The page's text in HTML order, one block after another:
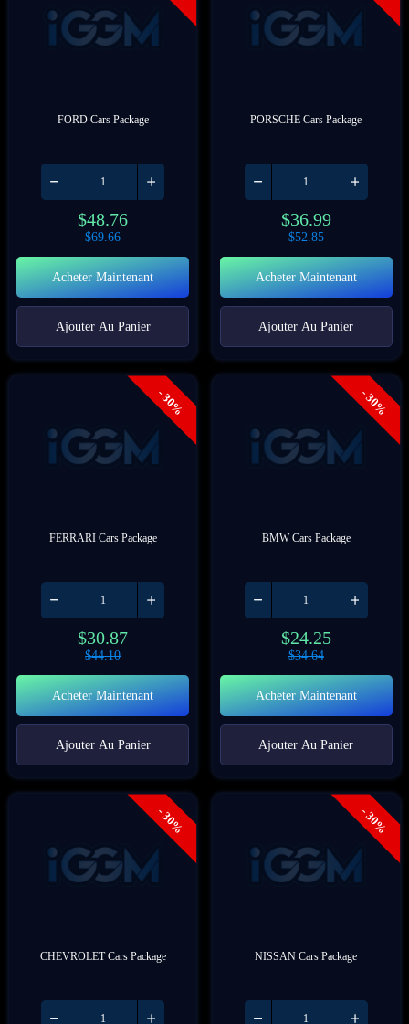
FORD Cars Package
$48.76
$69.66
Acheter Maintenant
Ajouter Au Panier
PORSCHE Cars Package
$36.99
$52.85
Acheter Maintenant
Ajouter Au Panier
- 30%
FERRARI Cars Package
$30.87
$44.10
Acheter Maintenant
Ajouter Au Panier
- 30%
BMW Cars Package
$24.25
$34.64
Acheter Maintenant
Ajouter Au Panier
- 30%
CHEVROLET Cars Package
- 30%
NISSAN Cars Package